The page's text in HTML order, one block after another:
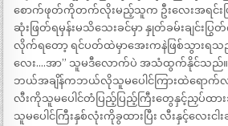
စောက်ဖုတ်ကိုတက်လိုးမည့်သူက ဦးလေးအရင်း
ဆုံးဖြတ်ရမှန်းမသိသေးခင်မှာ နှုတ်ခမ်းချင်းပြွ
လိုက်ရတော့ ရင်ပတ်ထဲမှာအေးကနဲဖြစ်သွားရသ
လေး….အာ” သူမဒီလောက်ပဲ အသံထွက်နိုင်သည်။
ဘယ်အချိန်ကဘယ်လိုသူမပေါင်ကြားထဲရောက်လ
လီးကိုသူမပေါင်တံပြည့်ပြည့်ကြီးတွေနှင့်ညှပ်ထာ
သူမပေါင်ကြီးနှစ်လုံးကိုခွထားပြီး လီးနှင့်လေး